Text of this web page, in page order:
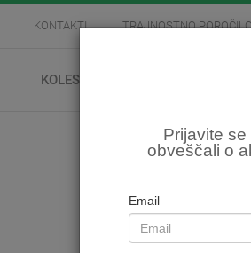
Prijavite
obveščali o
Email
KONTAKTI TRAJNOSTNO
KOLESARSTVO